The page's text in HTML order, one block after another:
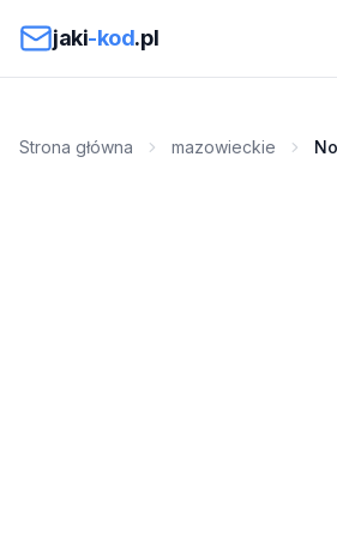
jaki-kod.pl
Strona główna mazowieckie